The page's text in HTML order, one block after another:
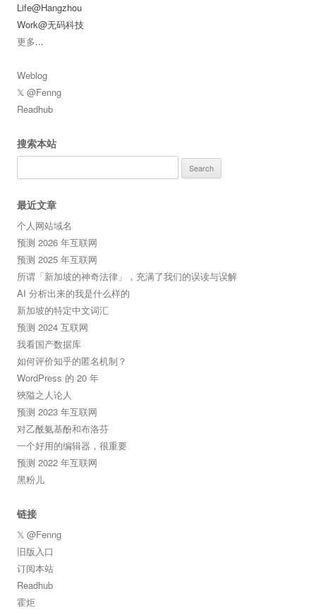
Life@Hangzhou
Work@无码科技
更多...
Weblog
𝕏 @Fenng
Readhub
搜索本站
for:
最近文章
个人网站域名
预测 2026 年互联网
预测 2025 年互联网
所谓「新加坡的神奇法律」，充满了我们的误读与误解
AI 分析出来的我是什么样的
新加坡的特定中文词汇
预测 2024 互联网
我看国产数据库
如何评价知乎的匿名机制？
WordPress 的 20 年
狹隘之人论人
预测 2023 年互联网
对乙酰氨基酚和布洛芬
一个好用的编辑器，很重要
预测 2022 年互联网
黑粉儿
链接
𝕏 @Fenng
旧版入口
订阅本站
Readhub
霍炬